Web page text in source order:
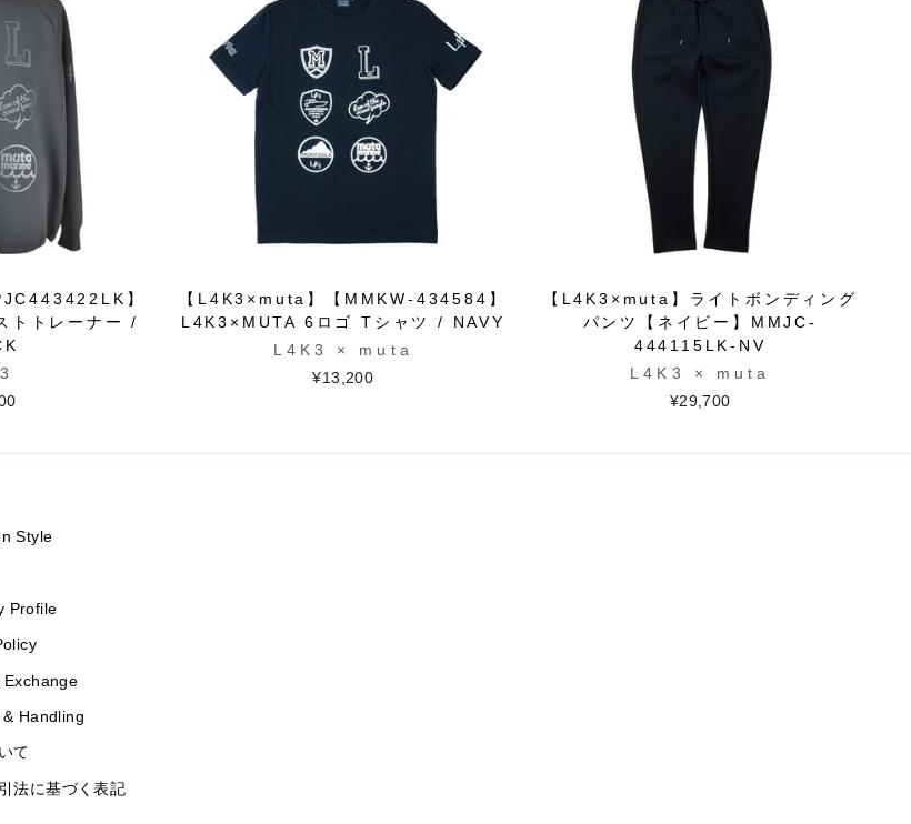
】
トトレーナー /
【L4K3×muta】【MMKW-434584】
L4K3×MUTA 6ロゴ Tシャツ / NAVY
L4K3 × muta
¥13,200
【L4K3×muta】ライトボンディング
パンツ【ネイビー】MMJC-
444115LK-NV
L4K3 × muta
¥29,700
Style
Profile
Exchange
Handling
て
法に基づく表記